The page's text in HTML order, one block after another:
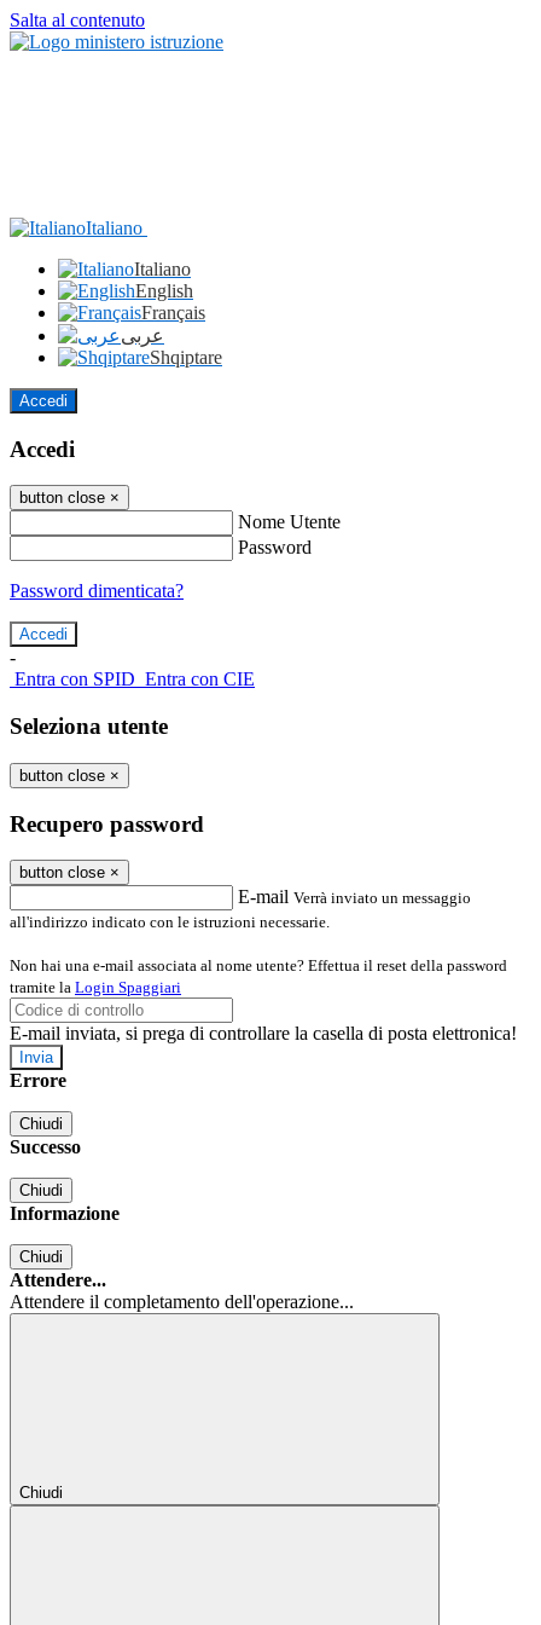
Salta al contenuto
Italiano
Italiano
English
Français
عربى
Shqiptare
Accedi
Accedi
button close ×
Nome Utente
Password
Password dimenticata?
-
Entra con SPID Entra con CIE
Seleziona utente
button close ×
Recupero password
button close ×
E-mail Verrà inviato un messaggio
all'indirizzo indicato con le istruzioni necessarie.
Non hai una e-mail associata al nome utente? Effettua il reset della password
tramite la Login Spaggiari
E-mail inviata, si prega di controllare la casella di posta elettronica!
Errore
Chiudi
Successo
Chiudi
Informazione
Chiudi
Attendere...
Attendere il completamento dell'operazione...
Chiudi